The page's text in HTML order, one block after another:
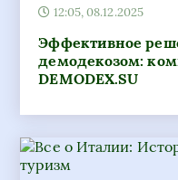
12:05, 08.12.2025
Эффективное
демодекозом:
DEMODEX.SU